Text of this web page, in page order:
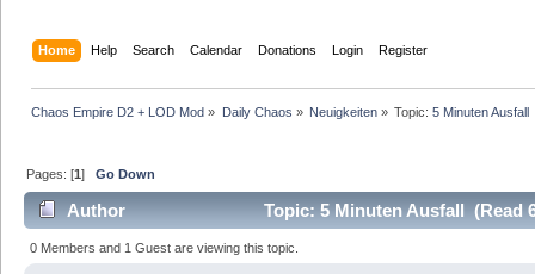
Home Help Search Calendar Donations Login Register
Chaos Empire D2 + LOD Mod » Daily Chaos » Neuigkeiten» Topic:5 Minuten Ausfall
Pages: [1]Go Down
Author Topic: 5 Minuten Ausfall (Read
0 Members and 1 Guest are viewing this topic.